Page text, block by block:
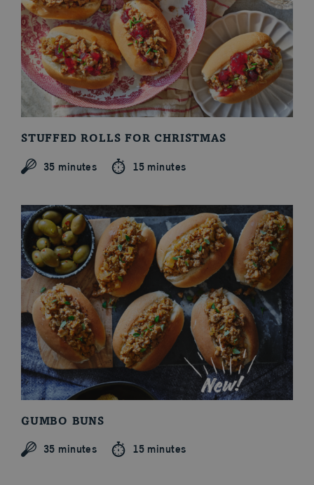
Cuts and Cooking Methods
STUFFED ROLLS FOR CHRISTMAS
35 minutes 15 minutes
GUMBO BUNS
35 minutes 15 minutes